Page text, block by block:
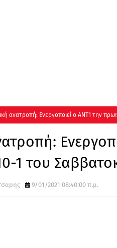
ανατροπή: Ενεργοποιεί ο ΑΝΤ1 την
1 του
9/01/2021 08:40:00 π.μ.